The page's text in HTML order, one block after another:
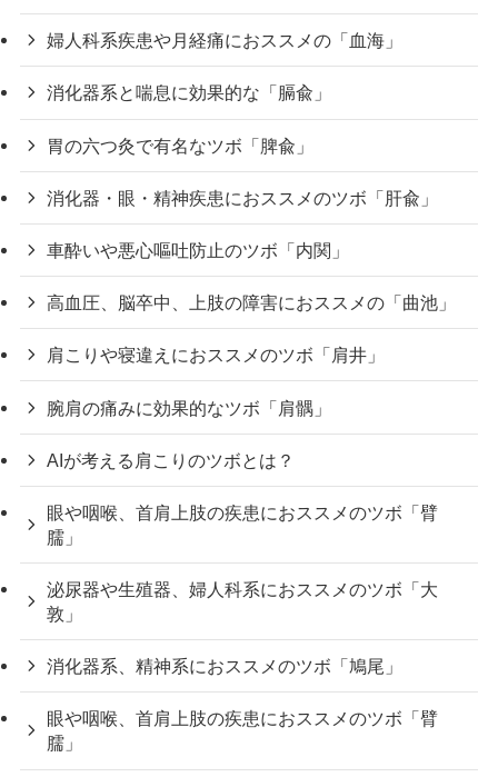
婦人科系疾患や月経痛におススメの「血海」
消化器系と喘息に効果的な「膈兪」
胃の六つ灸で有名なツボ「脾兪」
消化器・眼・精神疾患におススメのツボ「肝兪」
車酔いや悪心嘔吐防止のツボ「内関」
高血圧、脳卒中、上肢の障害におススメの「曲池」
肩こりや寝違えにおススメのツボ「肩井」
腕肩の痛みに効果的なツボ「肩髃」
AIが考える肩こりのツボとは？
眼や咽喉、首肩上肢の疾患におススメのツボ「臂
臑」
泌尿器や生殖器、婦人科系におススメのツボ「大
敦」
消化器系、精神系におススメのツボ「鳩尾」
眼や咽喉、首肩上肢の疾患におススメのツボ「臂
臑」